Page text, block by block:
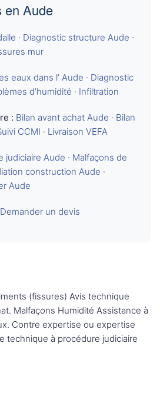
en Aude
· Diagnostic structure Aude ·
mur
eaux dans l’ Aude · Diagnostic
d’humidité · Infiltration
: Bilan avant achat Aude · Bilan
CCMI · Livraison VEFA
judiciaire Aude · Malfaçons de
construction Aude ·
Aude
Demander un devis
(fissures) Avis technique
Malfaçons Humidité Assistance à
Contre expertise ou expertise
technique à procédure judiciaire